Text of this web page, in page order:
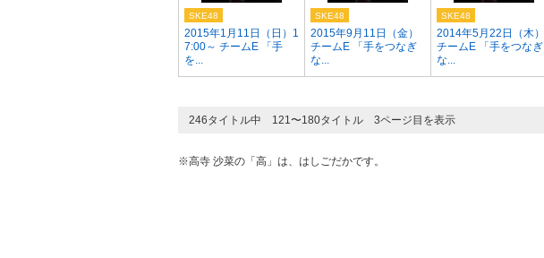
2015年1月11日（日）1
7:00～ チームE 「手
を...
SKE48
2015年9月11日（金）
チームE 「手をつなぎ
な...
SKE48
2014年5月22日（木）
チームE 「手をつなぎ
な...
SKE48
246タイトル中 121〜180タイトル 3ページ目を表示
※高寺 沙菜の「高」は、はしごだかです。